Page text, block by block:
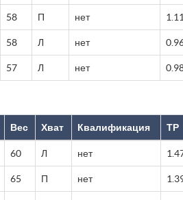
58 П нет 1.11
58 Л нет
57 Л нет
Вес Хват Квалификация ТР
60 Л нет
65 П нет